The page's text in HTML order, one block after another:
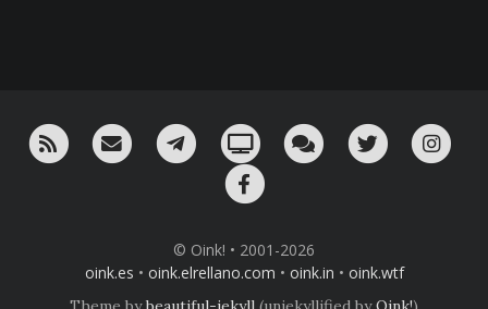
RSS ¡Mándame un email!¡Nuestro canal en Telegram!
Oink! TV Charla con nosotros
Twitter
© Oink! • 2001-2026
oink.es • oink.elrellano.com • oink.in • oink.wtf